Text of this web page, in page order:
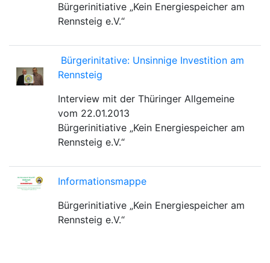
Bürgerinitiative „Kein Energiespeicher am
Rennsteig e.V.“
Bürgerinitative: Unsinnige Investition am
Rennsteig
Interview mit der Thüringer Allgemeine
vom 22.01.2013
Bürgerinitiative „Kein Energiespeicher am
Rennsteig e.V.“
Informationsmappe
Bürgerinitiative „Kein Energiespeicher am
Rennsteig e.V.“